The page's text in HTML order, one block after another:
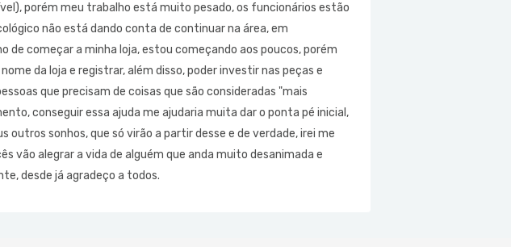
porém meu trabalho está muito pesado, os funcionários estão
não está dando conta de continuar na área, em
de começar a minha loja, estou começando aos poucos, porém
da loja e registrar, além disso, poder investir nas peças e
que precisam de coisas que são consideradas "mais
conseguir essa ajuda me ajudaria muita dar o ponta pé inicial,
outros sonhos, que só virão a partir desse e de verdade, irei me
vão alegrar a vida de alguém que anda muito desanimada e
desde já agradeço a todos.